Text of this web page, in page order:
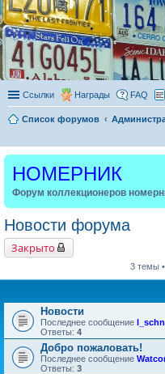
Ссылки Награды FAQ
Список форумов
НОМЕРНИК
Форум коллекционеров
Новости форума
Закрыто
3 темы
Новости
Последнее сообщение
Ответы: 4
Добро пожаловать!
Последнее сообщение
Ответы: 3